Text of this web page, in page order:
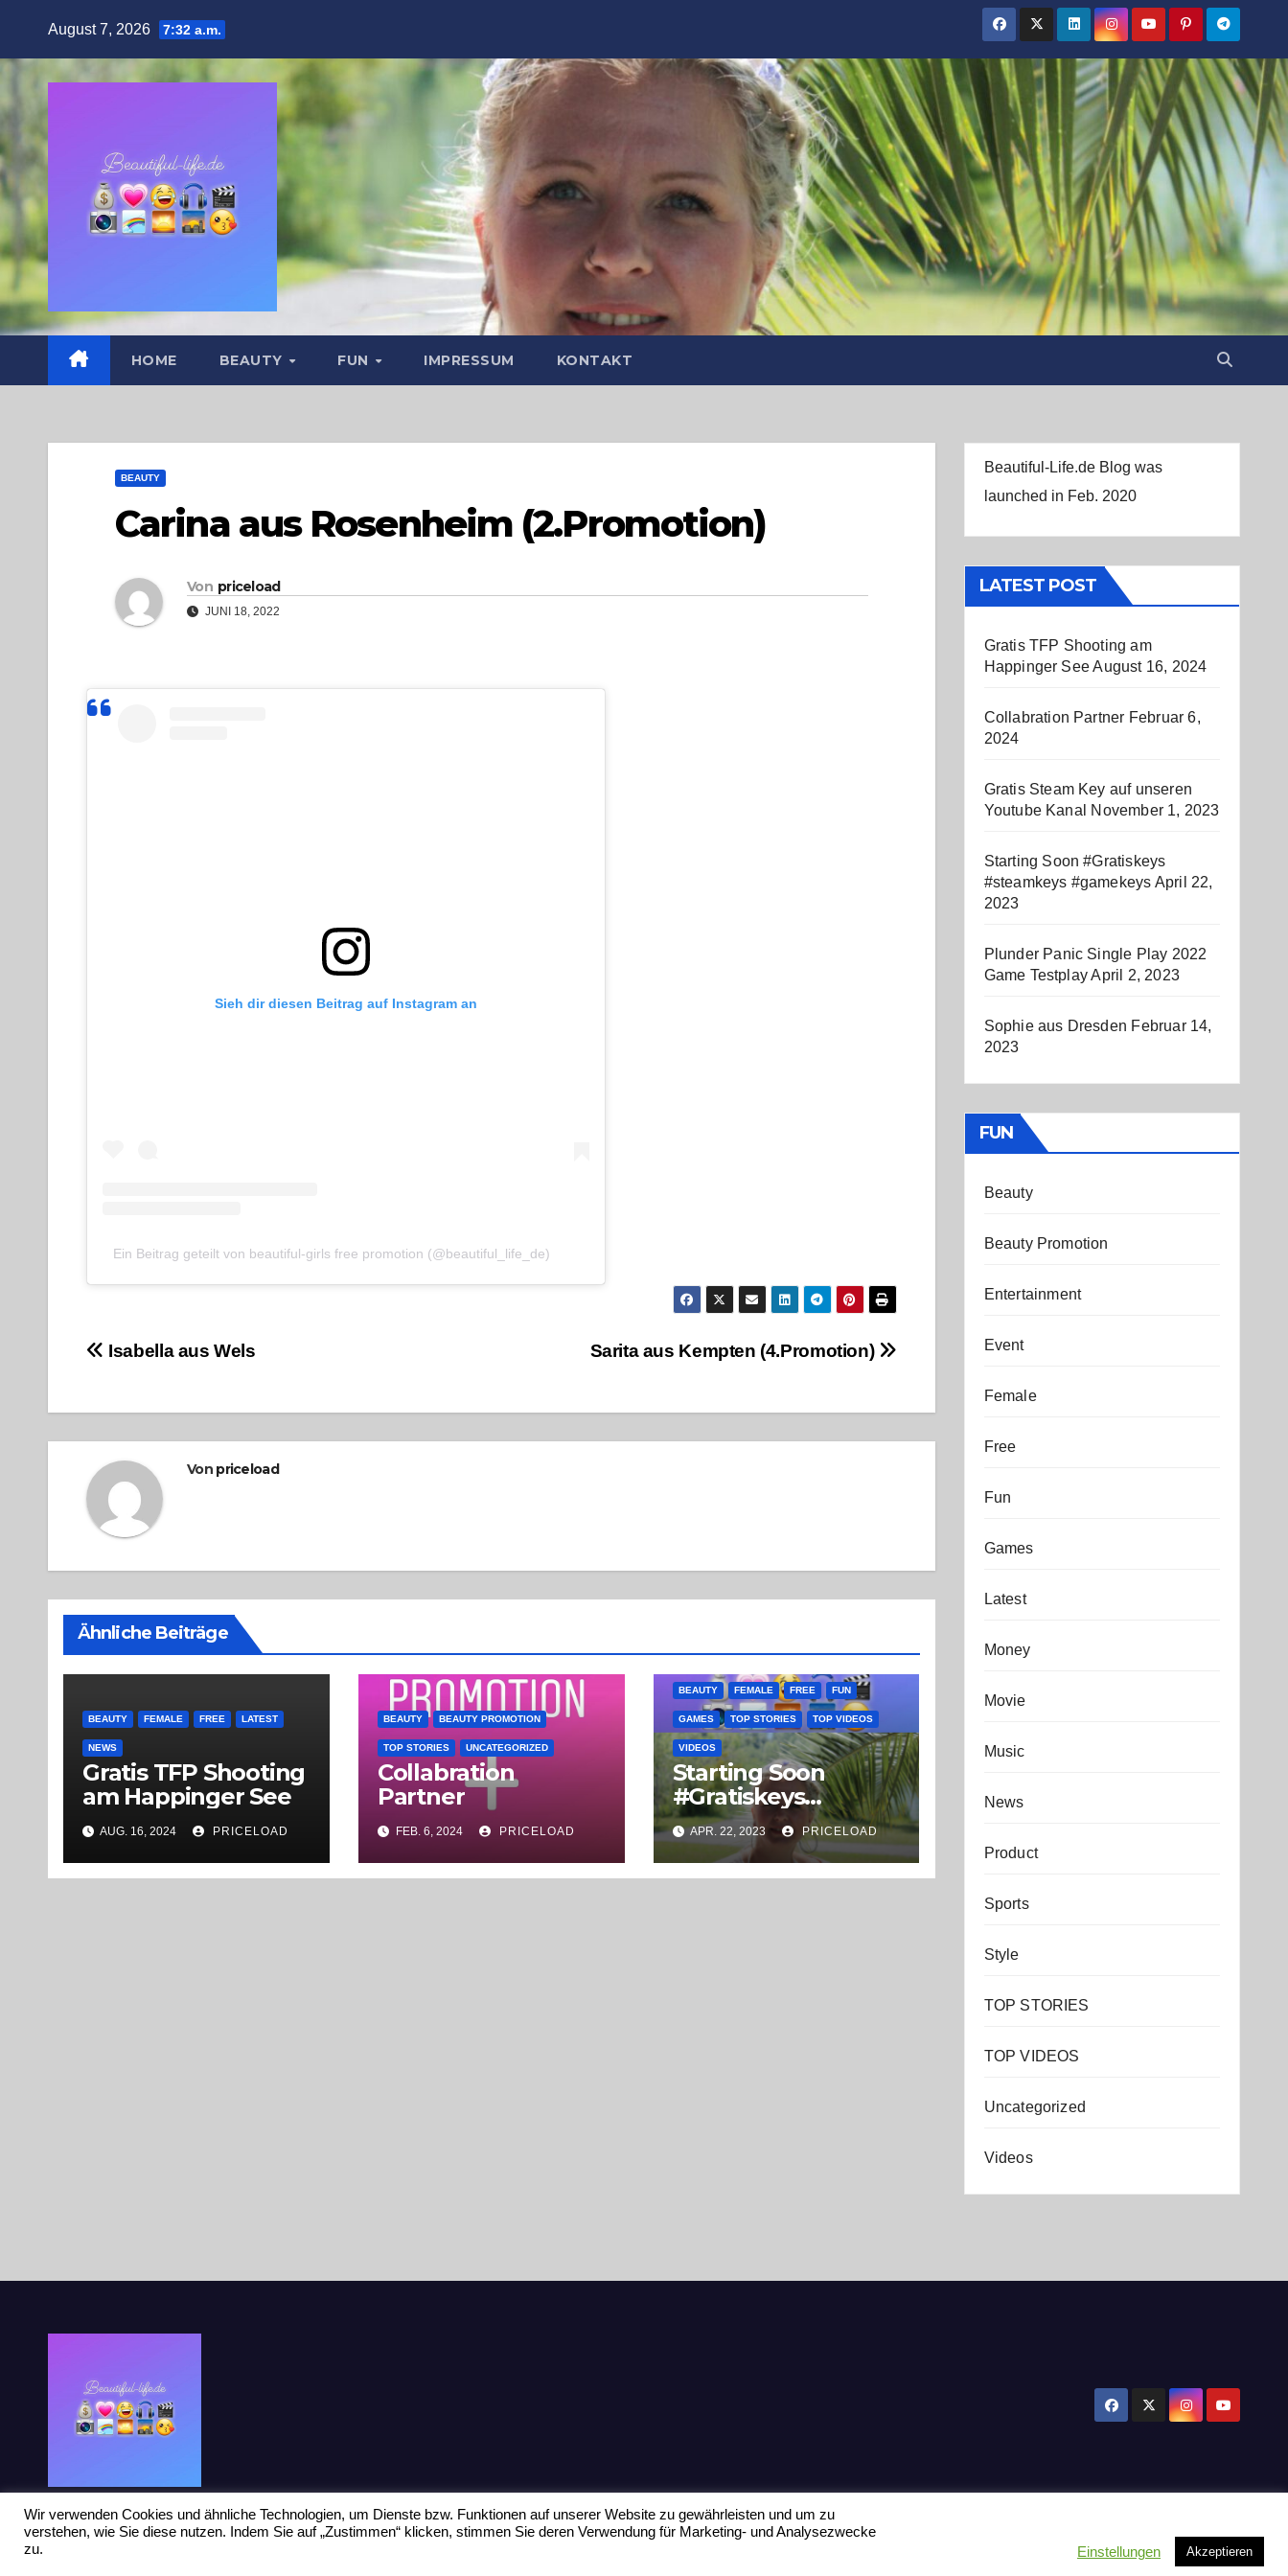
springen
August 7, 2026 7:32 a.m.
HOME BEAUTY FUN IMPRESSUM KONTAKT
BEAUTY
Carina aus Rosenheim (2.Promotion)
Von priceload
JUNI 18, 2022
Sieh dir diesen Beitrag auf Instagram an
Ein Beitrag geteilt von beautiful-girls free promotion (@beautiful_life_de)
Beitragsnavigation Sarita aus Kempten (4.Promotion)
Isabella aus Wels
Von priceload
Ähnliche Beiträge
BEAUTY FEMALE FREE LATEST
NEWS
Gratis TFP Shooting
am Happinger See
AUG. 16, 2024 PRICELOAD
BEAUTY BEAUTY PROMOTION
TOP STORIES UNCATEGORIZED
Collabration
Partner
FEB. 6, 2024 PRICELOAD
BEAUTY FEMALE FREE FUN
GAMES TOP STORIES TOP VIDEOS
VIDEOS
Starting Soon
#Gratiskeys
#steamkeys
#gamekeys
APR. 22, 2023 PRICELOAD
Beautiful-Life.de Blog was
launched in Feb. 2020
LATEST POST
Gratis TFP Shooting am
Happinger SeeAugust 16, 2024
Collabration Partner Februar 6,
2024
Gratis Steam Key auf unseren
Youtube Kanal
November 1, 2023
Starting Soon #Gratiskeys
#steamkeys #gamekeys April 22,
2023
Plunder Panic Single Play 2022
Game TestplayApril 2, 2023
Sophie aus Dresden Februar 14,
2023
FUN
Beauty
Beauty Promotion
Entertainment
Event
Female
Free
Fun
Games
Latest
Money
Movie
Music
News
Product
Sports
Style
TOP STORIES
TOP VIDEOS
Uncategorized
Videos
Impressum
Wir verwenden Cookies und ähnliche Technologien, um Dienste bzw. Funktionen auf unserer Website zu gewährleisten und um zu
verstehen, wie Sie diese nutzen. Indem Sie auf „Zustimmen“ klicken, stimmen Sie deren Verwendung für Marketing- und Analysezwecke
zu.
Einstellungen Akzeptieren